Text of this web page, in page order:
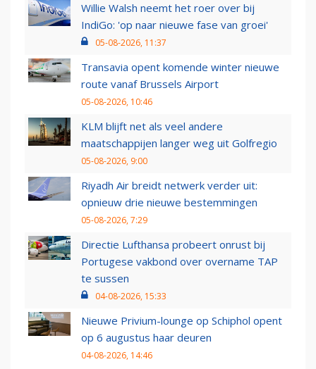
Willie Walsh neemt het roer over bij
IndiGo: 'op naar nieuwe fase van groei'
05-08-2026, 11:37
Transavia opent komende winter nieuwe
route vanaf Brussels Airport
05-08-2026, 10:46
KLM blijft net als veel andere
maatschappijen langer weg uit Golfregio
05-08-2026, 9:00
Riyadh Air breidt netwerk verder uit:
opnieuw drie nieuwe bestemmingen
05-08-2026, 7:29
Directie Lufthansa probeert onrust bij
Portugese vakbond over overname TAP
te sussen
04-08-2026, 15:33
Nieuwe Privium-lounge op Schiphol opent
op 6 augustus haar deuren
04-08-2026, 14:46